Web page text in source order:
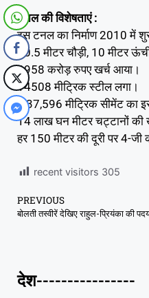
टनल की विशेषताएं :
इस टनल का निर्माण 2010 में
10.5 मीटर चौड़ी, 10 मीटर
2958 करोड़ रुपए खर्च आया।
14508 मीट्रिक स्टील लगा।
2,37,596 मीट्रिक सीमेंट का
14 लाख घन मीटर चट्टानों की
हर 150 मीटर की दूरी पर 4-जी
recent visitors 305
PREVIOUS
देश----------------